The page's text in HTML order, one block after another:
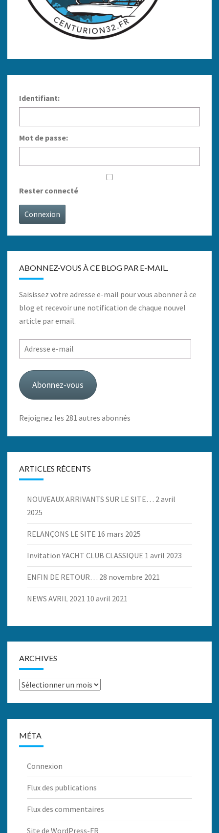
Identifiant:
Mot de passe:
Rester connecté
Connexion
ABONNEZ-VOUS À CE BLOG PAR E-MAIL.
Saisissez votre adresse e-mail pour vous abonner à ce
blog et recevoir une notification de chaque nouvel
article par email.
Adresse
e-
mail
Abonnez-vous
Rejoignez les 281 autres abonnés
ARTICLES RÉCENTS
NOUVEAUX ARRIVANTS SUR LE SITE… 2 avril
2025
RELANÇONS LE SITE 16 mars 2025
Invitation YACHT CLUB CLASSIQUE 1 avril 2023
ENFIN DE RETOUR… 28 novembre 2021
NEWS AVRIL 2021 10 avril 2021
ARCHIVES
Archives
MÉTA
Connexion
Flux des publications
Flux des commentaires
Site de WordPress-FR